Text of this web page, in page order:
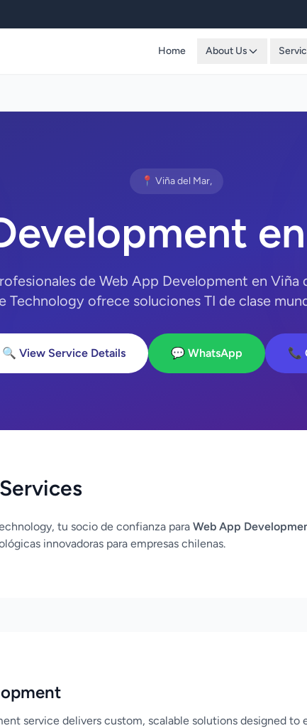
Home About Us
📍 Viña del Mar,
de Web App Development en Viña
Technology ofrece soluciones TI de clase
🔍 View Service Details 💬 WhatsApp 📞
tu socio de confianza para Web App
innovadoras para empresas chilenas.
service delivers custom, scalable solutions designed to